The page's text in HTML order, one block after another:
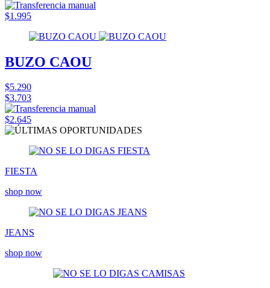
$1.995
BUZO CAOU
$5.290
$3.703
$2.645
FIESTA
shop now
JEANS
shop now